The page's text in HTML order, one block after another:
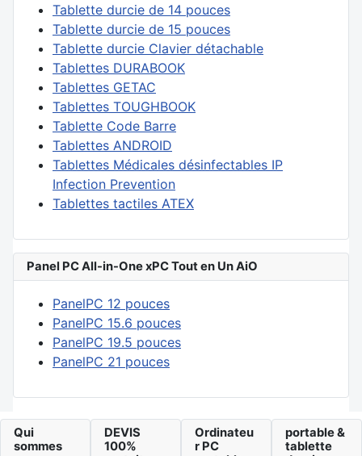
Tablette durcie de 14 pouces
Tablette durcie de 15 pouces
Tablette durcie Clavier détachable
Tablettes DURABOOK
Tablettes GETAC
Tablettes TOUGHBOOK
Tablette Code Barre
Tablettes ANDROID
Tablettes Médicales désinfectables IP
Infection Prevention
Tablettes tactiles ATEX
Panel PC All-in-One xPC Tout en Un AiO
PanelPC 12 pouces
PanelPC 15.6 pouces
PanelPC 19.5 pouces
PanelPC 21 pouces
Qui
sommes
DEVIS
100%
Ordinateu
r PC
portable &
tablette